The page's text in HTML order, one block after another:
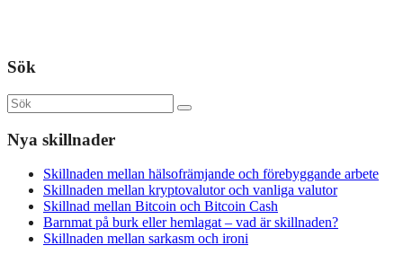
Sök
Nya skillnader
Skillnaden mellan hälsofrämjande och förebyggande arbete
Skillnaden mellan kryptovalutor och vanliga valutor
Skillnad mellan Bitcoin och Bitcoin Cash
Barnmat på burk eller hemlagat – vad är skillnaden?
Skillnaden mellan sarkasm och ironi